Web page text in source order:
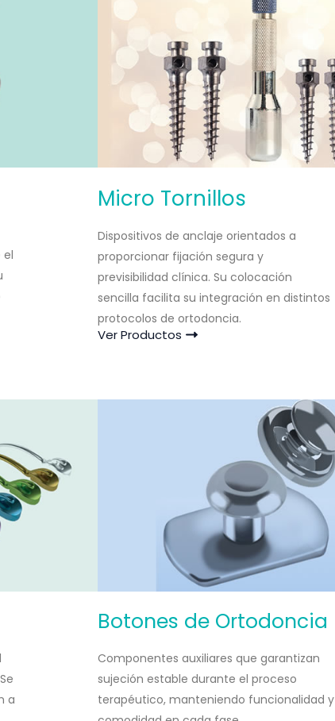
el
Micro Tornillos
Dispositivos de anclaje orientados a
proporcionar fijación segura y
previsibilidad clínica. Su colocación
sencilla facilita su integración en distintos
protocolos de ortodoncia.
Ver Productos
a
Botones de Ortodoncia
Componentes auxiliares que garantizan
sujeción estable durante el proceso
terapéutico, manteniendo funcionalidad y